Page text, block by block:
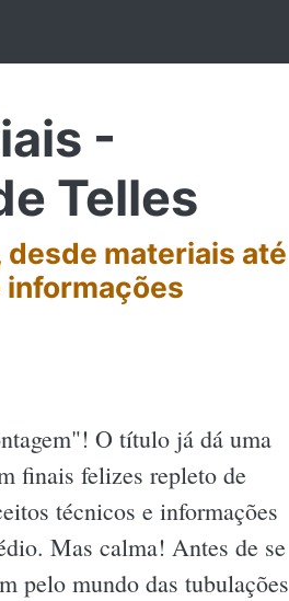
-
Telles
materiais até
informações
O título já dá uma
finais felizes repleto de
técnicos e informações
Mas calma! Antes de se
pelo mundo das tubulações